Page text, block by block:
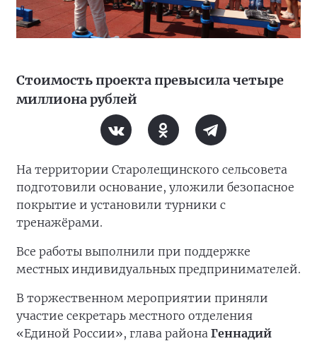
Стоимость проекта превысила четыре
миллиона рублей
На территории Старолещинского сельсовета
подготовили основание, уложили безопасное
покрытие и установили турники с
тренажёрами.
Все работы выполнили при поддержке
местных индивидуальных предпринимателей.
В торжественном мероприятии приняли
участие секретарь местного отделения
«Единой России», глава района Геннадий